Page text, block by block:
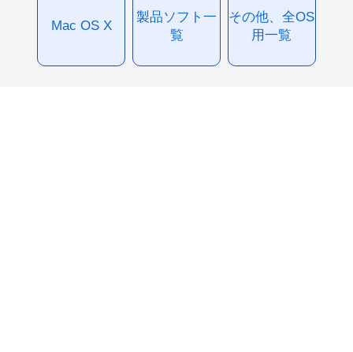
Mac OS X
製品ソフト一
覧
その他、全OS
用一覧